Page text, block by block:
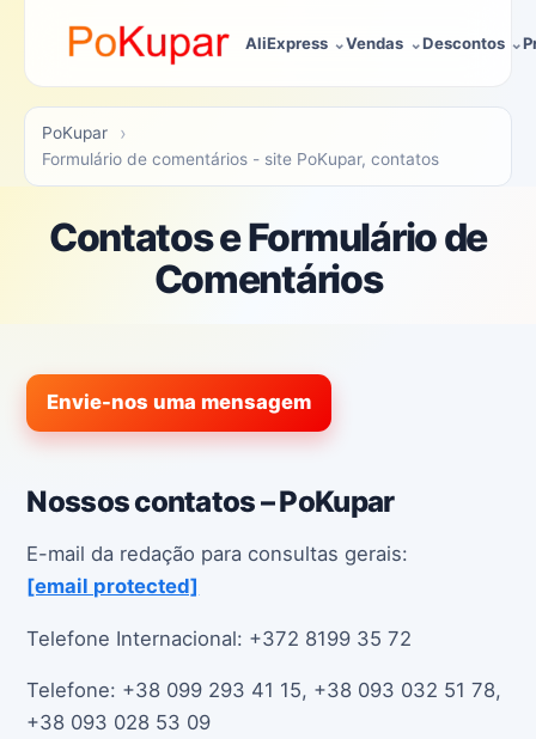
AliExpress Vendas Descontos
PoKupar
Formulário de comentários - site PoKupar, contatos
Contatos e Formulário de
Comentários
Envie-nos uma mensagem
Nossos contatos – PoKupar
E-mail da redação para consultas gerais:
[email protected]
Telefone Internacional: +372 8199 35 72
Telefone: +38 099 293 41 15, +38 093 032 51 78,
+38 093 028 53 09